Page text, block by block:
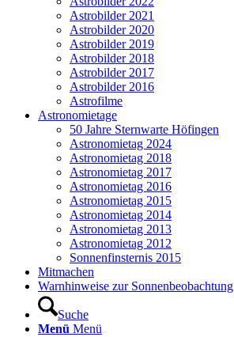
Astrobilder 2021
Astrobilder 2020
Astrobilder 2019
Astrobilder 2018
Astrobilder 2017
Astrobilder 2016
Astrofilme
Astronomietage
50 Jahre Sternwarte Höfingen
Astronomietag 2024
Astronomietag 2018
Astronomietag 2017
Astronomietag 2016
Astronomietag 2015
Astronomietag 2014
Astronomietag 2013
Astronomietag 2012
Sonnenfinsternis 2015
Mitmachen
Warnhinweise zur Sonnenbeobachtung
Suche
Menü Menü